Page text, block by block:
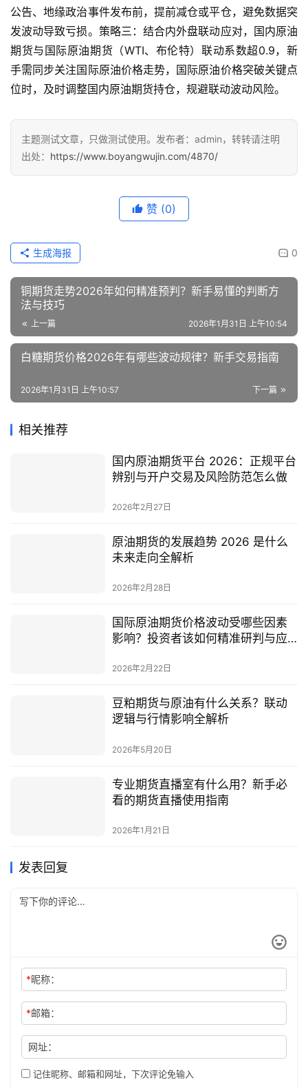
期
货
行
情
期
货
公告、地缘政治事件发布前，提前减仓或平仓，避免数据突
发波动导致亏损。策略三：结合内外盘联动应对，国内原油
期货与国际原油期货（WTI、布伦特）联动系数超0.9，新
手需同步关注国际原油价格走势，国际原油价格突破关键点
位时，及时调整国内原油期货持仓，规避联动波动风险。
主题测试文章，只做测试使用。发布者：admin，转转请注明
出处： https://www.boyangwujin.com/4870/
赞 (0)
0
生成海报
铜期货走势2026年如何精准预判？新手易懂的判断方
法与技巧
上一篇 2026年1月31日 上午10:54
白糖期货价格2026年有哪些波动规律？新手交易指南
下一篇
2026年1月31日 上午10:57
相关推荐
国内原油期货平台 2026：正规平台
辨别与开户交易及风险防范怎么做
2026年2月27日
原油期货的发展趋势 2026 是什么
未来走向全解析
2026年2月28日
国际原油期货价格波动受哪些因素
影响？投资者该如何精准研判与应
2026年2月22日
豆粕期货与原油有什么关系？联动
逻辑与行情影响全解析
2026年5月20日
专业期货直播室有什么用？新手必
看的期货直播使用指南
2026年1月21日
发表回复
*昵称：
*邮箱：
网址：
记住昵称、邮箱和网址，下次评论免输入